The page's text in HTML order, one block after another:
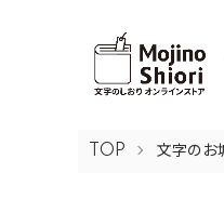
TOP 文字のお